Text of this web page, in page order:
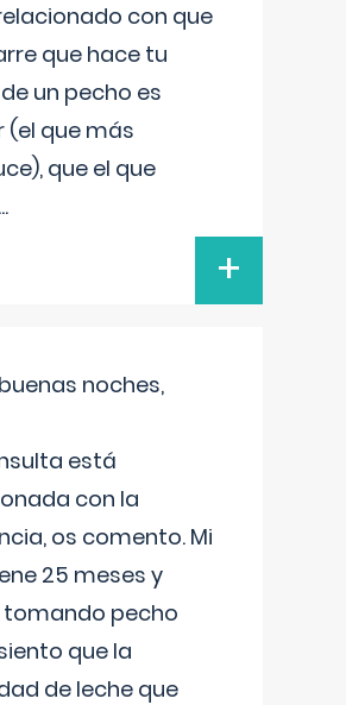
con que
que hace tu
un pecho es
(el que más
que el que
...
+
noches,
está
con la
os comento. Mi
25 meses y
tomando pecho
que la
de leche que